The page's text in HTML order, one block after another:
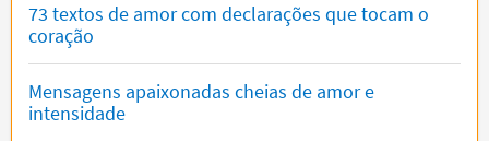
73 textos de amor com declarações que tocam o
coração
Mensagens apaixonadas cheias de amor e
intensidade